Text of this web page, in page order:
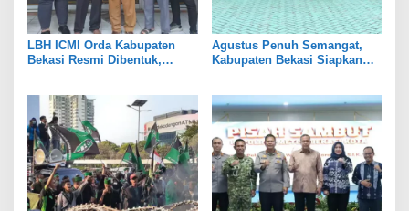
LBH ICMI Orda Kabupaten
Bekasi Resmi Dibentuk,
Agustus Penuh Semangat,
Kabupaten Bekasi Siapkan